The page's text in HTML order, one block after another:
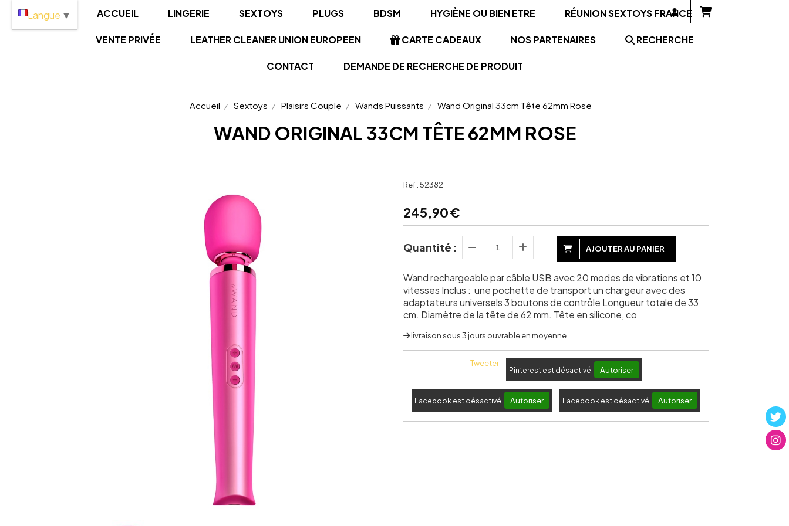
ACCUEIL LINGERIE SEXTOYS PLUGS BDSM HYGIÈNE OU BIEN ETRE RÉUNION SEXTOYS FRANCE
VENTE PRIVÉE LEATHER CLEANER UNION EUROPEEN CARTE CADEAUX NOS PARTENAIRES RECHERCHE
CONTACT DEMANDE DE RECHERCHE DE PRODUIT
Accueil Sextoys Plaisirs Couple Wands Puissants Wand Original 33cm Tête 62mm Rose
WAND ORIGINAL 33CM TÊTE 62MM ROSE
Ref :52382
245,90€
Quantité : AJOUTER AU PANIER
Wand rechargeable par câble USB avec 20 modes de vibrations et 10
vitesses Inclus : une pochette de transport un chargeur avec des
adaptateurs universels 3 boutons de contrôle Longueur totale de 33
cm. Diamètre de la tête de 62 mm. Tête en silicone, co
livraison sous 3 jours ouvrable en moyenne
Tweeter
Pinterest est désactivé. Autoriser
Facebook est désactivé. Autoriser Facebook est désactivé. Autoriser
Langue ▼